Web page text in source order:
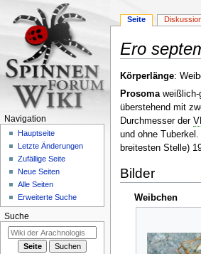
Ero
Zur
Navigation
springen
Zur
Suche
springen
Körperlänge:
Prosomaweißlich-
überstehend mit
Durchmesser der
und ohne Tuberkel.
breitesten Stelle)
Bilder
Weibchen
Seite
Navigation
Hauptseite
Letzte Änderungen
Zufällige Seite
Neue Seiten
Alle Seiten
Erweiterte Suche
Suche